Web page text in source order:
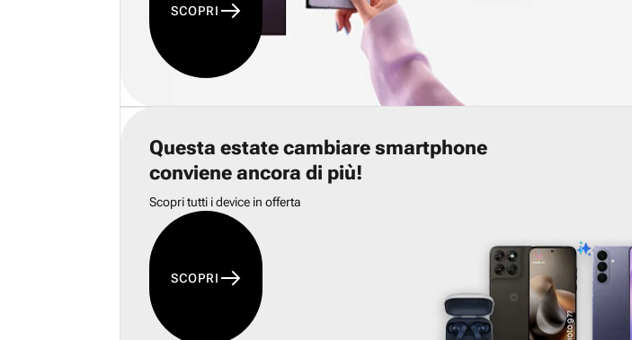
SCOPRI
Questa estate cambiare smartphone
conviene ancora di più!
Scopri tutti i device in offerta
SCOPRI